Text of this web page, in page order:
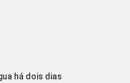
há dois dias